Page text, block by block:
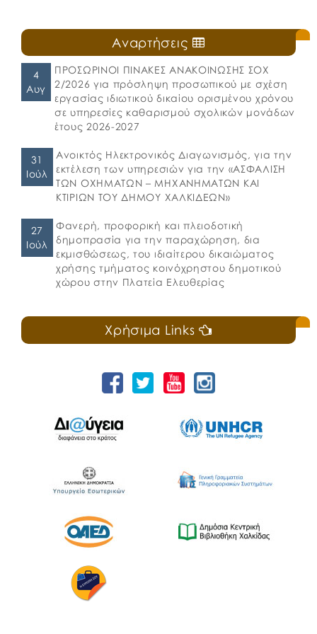
Αναρτήσεις
4
Αυγ
ΠΡΟΣΩΡΙΝΟΙ ΠΙΝΑΚΕΣ ΑΝΑΚΟΙΝΩΣΗΣ ΣΟΧ
2/2026 για πρόσληψη προσωπικού με σχέση
εργασίας ιδιωτικού δικαίου ορισμένου χρόνου
σε υπηρεσίες καθαρισμού σχολικών μονάδων
έτους 2026-2027
31
Ιούλ
Ανοικτός Ηλεκτρονικός Διαγωνισμός, για την
εκτέλεση των υπηρεσιών για την «ΑΣΦΑΛΙΣΗ
ΤΩΝ ΟΧΗΜΑΤΩΝ – ΜΗΧΑΝΗΜΑΤΩΝ ΚΑΙ
ΚΤΙΡΙΩΝ ΤΟΥ ΔΗΜΟΥ ΧΑΛΚΙΔΕΩΝ»
27
Ιούλ
Φανερή, προφορική και πλειοδοτική
δημοπρασία για την παραχώρηση, δια
εκμισθώσεως, του ιδιαίτερου δικαιώματος
χρήσης τμήματος κοινόχρηστου δημοτικού
χώρου στην Πλατεία Ελευθερίας
Χρήσιμα Links